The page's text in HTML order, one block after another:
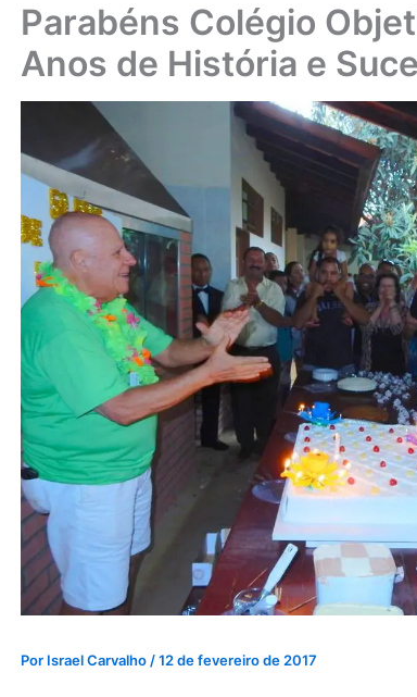
Parabéns Colégio
Anos de História e
Por Israel Carvalho /12 de fevereiro de 2017